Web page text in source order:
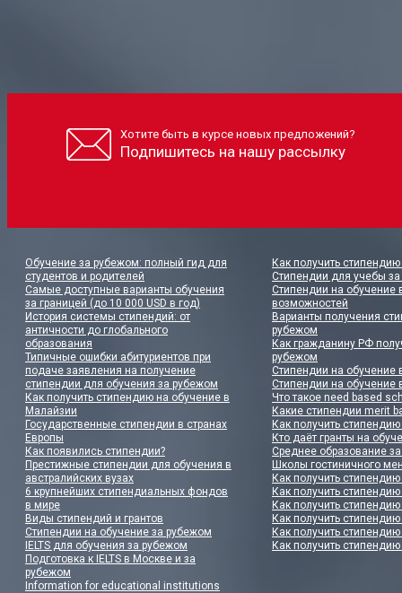
Хотите быть в курсе новых предложений?
Подпишитесь на нашу рассылку
Обучение за рубежом: полный гид для
студентов и родителей
Самые доступные варианты обучения
за границей (до 10 000 USD в год)
История системы стипендий: от
античности до глобального
образования
Типичные ошибки абитуриентов при
подаче заявления на получение
стипендии для обучения за рубежом
Как получить стипендию на обучение в
Малайзии
Государственные стипендии в странах
Европы
Как появились стипендии?
Престижные стипендии для обучения в
австралийских вузах
6 крупнейших стипендиальных фондов
в мире
Виды стипендий и грантов
Стипендии на обучение за рубежом
IELTS для обучения за рубежом
Подготовка к IELTS в Москве и за
рубежом
Information for educational institutions
Как получить
Стипендии для учебы
Стипендии на обучение
возможностей
Варианты получения
рубежом
Как гражданину РФ
рубежом
Стипендии на обучение
Стипендии на обучение
Что такое need based
Какие стипендии merit
Как получить
Кто даёт гранты на
Среднее образование
Школы гостиничного
Как получить
Как получить
Как получить
Как получить
Как получить
Как получить